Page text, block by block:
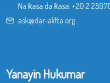
Na ƙasa da ƙasa: +20 2
ask@dar-alifta.org
Yanayin Hukumar